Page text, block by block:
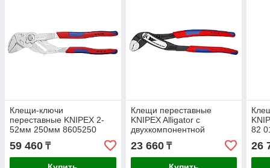
Клещи-ключи
переставные KNIPEX 2-
52мм 250мм 8605250
59 460 ₸
Клещи переставные
KNIPEX Alligator с
двухкомпонентной
рукояткой 250мм 8802250
23 660₸
82
26